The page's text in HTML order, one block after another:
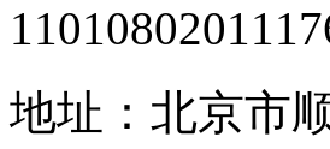
地址：北京市